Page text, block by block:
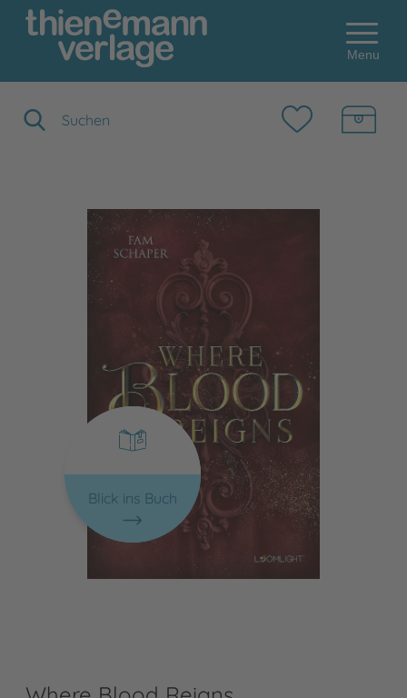
Menu
Blick ins Buch